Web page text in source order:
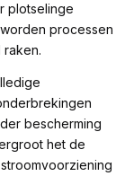
plotselinge
processen
bescherming
het de